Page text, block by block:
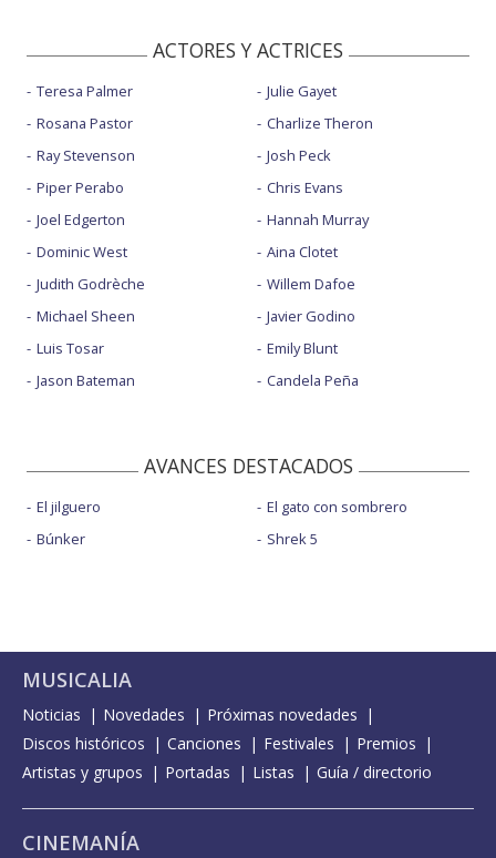
ACTORES Y ACTRICES
Teresa Palmer
Rosana Pastor
Ray Stevenson
Piper Perabo
Joel Edgerton
Dominic West
Judith Godrèche
Michael Sheen
Luis Tosar
Jason Bateman
Julie Gayet
Charlize Theron
Josh Peck
Chris Evans
Hannah Murray
Aina Clotet
Willem Dafoe
Javier Godino
Emily Blunt
Candela Peña
AVANCES DESTACADOS
El jilguero
Búnker
El gato con sombrero
Shrek 5
MUSICALIA
Noticias Novedades
Próximas novedades
Discos históricos
Canciones Festivales
Premios
Artistas y grupos
Portadas Listas Guía / directorio
CINEMANÍA